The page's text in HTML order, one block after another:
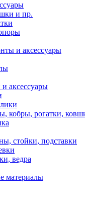
и пр.
и аксессуары
аксессуары
кобры, рогатки,
стойки, подставки
ведра
материалы